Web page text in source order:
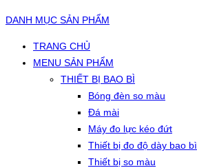
DANH MỤC SẢN PHẨM
TRANG CHỦ
MENU SẢN PHẨM
THIẾT BỊ BAO BÌ
Bóng đèn so màu
Đá mài
Máy đo lực kéo đứt
Thiết bị đo độ dày bao bì
Thiết bị so màu